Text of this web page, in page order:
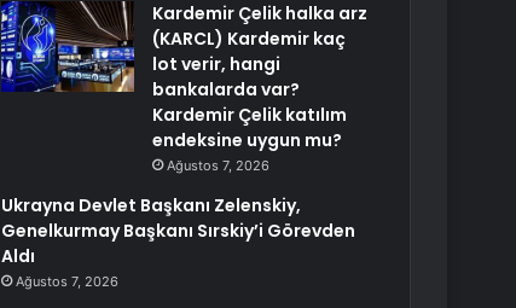
Kardemir Çelik halka arz
(KARCL) Kardemir kaç
lot verir, hangi
bankalarda var?
Kardemir Çelik katılım
endeksine uygun mu?
Ağustos 7, 2026
Ukrayna Devlet Başkanı Zelenskiy,
Genelkurmay Başkanı Sırskiy’i Görevden
Aldı
Ağustos 7, 2026